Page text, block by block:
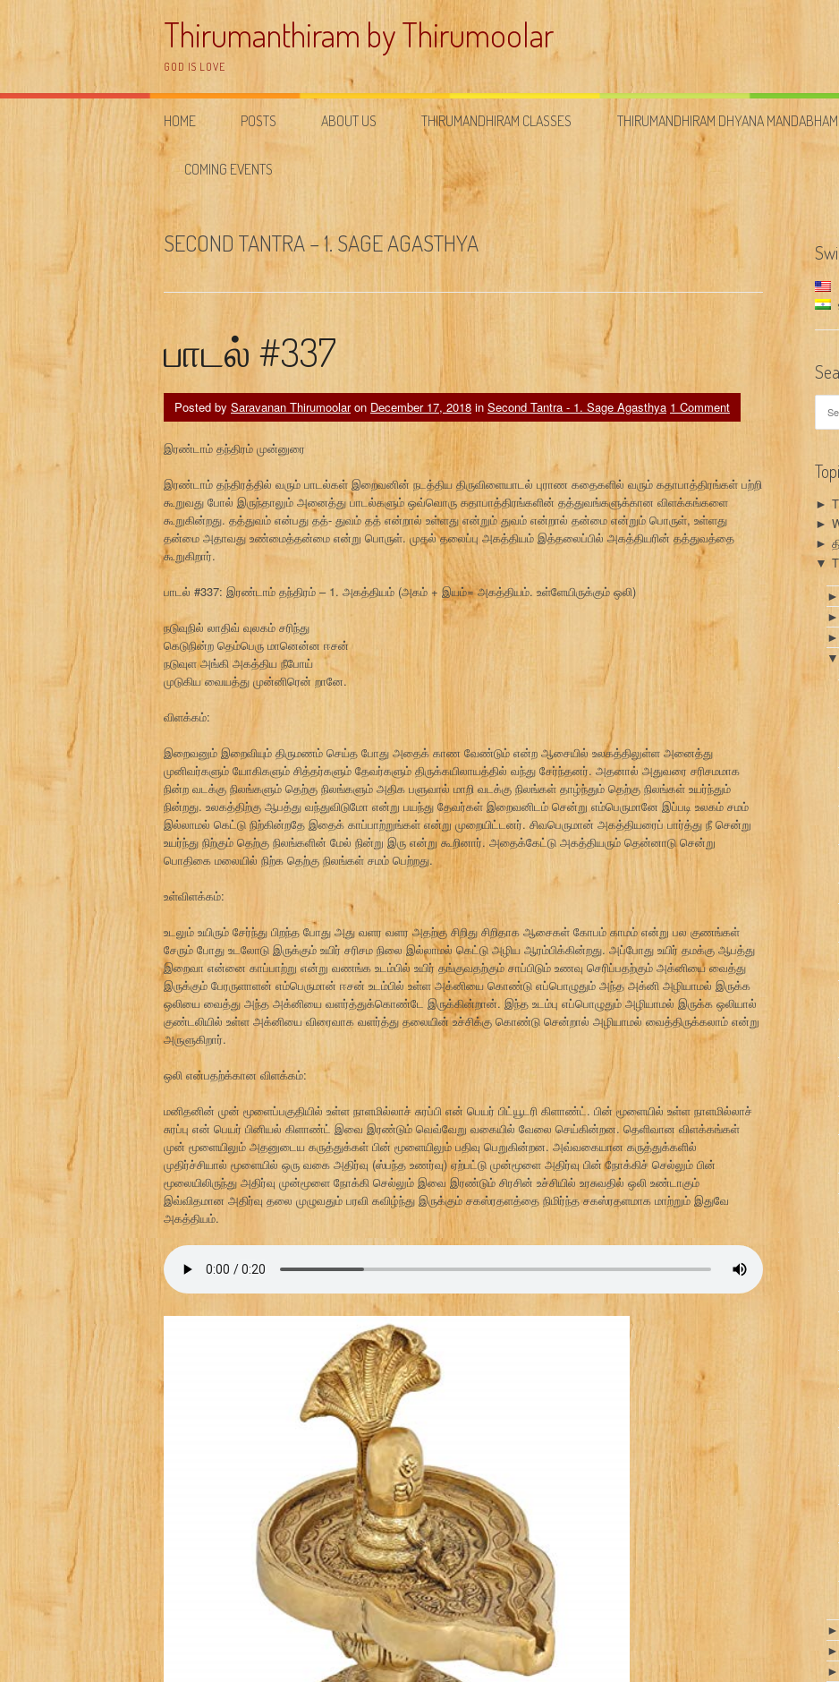
Thirumanthiram by Thirumoolar
GOD IS LOVE
HOME POSTS ABOUT US THIRUMANDHIRAM CLASSES THIRUMANDHIRAM DHYANA MANDABHAM
COMING EVENTS
SECOND TANTRA – 1. SAGE AGASTHYA
பாடல் #337
Posted by Saravanan Thirumoolaron December 17, 2018 in Second Tantra - 1. Sage Agasthya 1 Comment
இரண்டாம் தந்திரம் முன்னுரை
இரண்டாம் தந்திரத்தில் வரும் பாடல்கள் இறைவனின் நடத்திய திருவிளையாடல் புராண கதைகளில் வரும் கதாபாத்திரங்கள் பற்றி
கூறுவது போல் இருந்தாலும் அனைத்து பாடல்களும் ஒவ்வொரு கதாபாத்திரங்களின் தத்துவங்களுக்கான விளக்கங்களை
கூறுகின்றது. தத்துவம் என்பது தத்- துவம் தத் என்றால் உள்ளது என்றும் துவம் என்றால் தன்மை என்றும் பொருள், உள்ளது
தன்மை அதாவது உண்மைத்தன்மை என்று பொருள். முதல் தலைப்பு அகத்தியம் இத்தலைப்பில் அகத்தியரின் தத்துவத்தை
கூறுகிறார்.
பாடல் #337: இரண்டாம் தந்திரம் – 1. அகத்தியம் (அகம் + இயம்= அகத்தியம். உள்ளேயிருக்கும் ஒலி)
நடுவுநில் லாதிவ் வுலகம் சரிந்து
கெடுநின்ற தெம்பெரு மானென்ன ஈசன்
நடுவுள அங்கி அகத்திய நீபோய்
முடுகிய வையத்து முன்னிரென் றானே.
விளக்கம்:
இறைவனும் இறைவியும் திருமணம் செய்த போது அதைக் காண வேண்டும் என்ற ஆசையில் உலகத்திலுள்ள அனைத்து
முனிவர்களும் யோகிகளும் சித்தர்களும் தேவர்களும் திருக்கயிலாயத்தில் வந்து சேர்ந்தனர். அதனால் அதுவரை சரிசமமாக
நின்ற வடக்கு நிலங்களும் தெற்கு நிலங்களும் அதிக பளுவால் மாறி வடக்கு நிலங்கள் தாழ்ந்தும் தெற்கு நிலங்கள் உயர்ந்தும்
நின்றது. உலகத்திற்கு ஆபத்து வந்துவிடுமோ என்று பயந்து தேவர்கள் இறைவனிடம் சென்று எம்பெருமானே இப்படி உலகம் சமம்
இல்லாமல் கெட்டு நிற்கின்றதே இதைக் காப்பாற்றுங்கள் என்று முறையிட்டனர். சிவபெருமான் அகத்தியரைப் பார்த்து நீ சென்று
உயர்ந்து நிற்கும் தெற்கு நிலங்களின் மேல் நின்று இரு என்று கூறினார். அதைக்கேட்டு அகத்தியரும் தென்னாடு சென்று
பொதிகை மலையில் நிற்க தெற்கு நிலங்கள் சமம் பெற்றது.
உள்விளக்கம்:
உடலும் உயிரும் சேர்ந்து பிறந்த போது அது வளர வளர அதற்கு சிறிது சிறிதாக ஆசைகள் கோபம் காமம் என்று பல குணங்கள்
சேரும் போது உடலோடு இருக்கும் உயிர் சரிசம நிலை இல்லாமல் கெட்டு அழிய ஆரம்பிக்கின்றது. அப்போது உயிர் தமக்கு ஆபத்து
இறைவா என்னை காப்பாற்று என்று வணங்க உடம்பில் உயிர் தங்குவதற்கும் சாப்பிடும் உணவு செரிப்பதற்கும் அக்னியை வைத்து
இருக்கும் பேரருளாளன் எம்பெருமான் ஈசன் உடம்பில் உள்ள அக்னியை கொண்டு எப்பொழுதும் அந்த அக்னி அழியாமல் இருக்க
ஒலியை வைத்து அந்த அக்னியை வளர்த்துக்கொண்டே இருக்கின்றான். இந்த உடம்பு எப்பொழுதும் அழியாமல் இருக்க ஒலியால்
குண்டலியில் உள்ள அக்னியை விரைவாக வளர்த்து தலையின் உச்சிக்கு கொண்டு சென்றால் அழியாமல் வைத்திருக்கலாம் என்று
அருளுகிறார்.
ஒலி என்பதற்க்கான விளக்கம்:
மனிதனின் முன் மூளைப்பகுதியில் உள்ள நாளமில்லாச் சுரப்பி என் பெயர் பிட்யூடரி கிளாண்ட். பின் மூளையில் உள்ள நாளமில்லாச்
சுரப்பு என் பெயர் பினியல் கிளாண்ட் இவை இரண்டும் வெவ்வேறு வகையில் வேலை செய்கின்றன. தெளிவான விளக்கங்கள்
முன் மூளையிலும் அதனுடைய கருத்துக்கள் பின் மூளையிலும் பதிவு பெறுகின்றன. அவ்வகையான கருத்துக்களில்
முதிர்ச்சியால் மூளையில் ஒரு வகை அதிர்வு (ஸ்பந்த உணர்வு) ஏற்பட்டு முன்மூளை அதிர்வு பின் நோக்கிச் செல்லும் பின்
மூலையிலிருந்து அதிர்வு முன்மூளை நோக்கி செல்லும் இவை இரண்டும் சிரசின் உச்சியில் உரசுவதில் ஒலி உண்டாகும்
இவ்விதமான அதிர்வு தலை முழுவதும் பரவி கவிழ்ந்து இருக்கும் சகஸ்ரதளத்தை நிமிர்ந்த சகஸ்ரதளமாக மாற்றும் இதுவே
அகத்தியம்.
for:
►
►
►
▼
►
►
►
▼
►
►
►